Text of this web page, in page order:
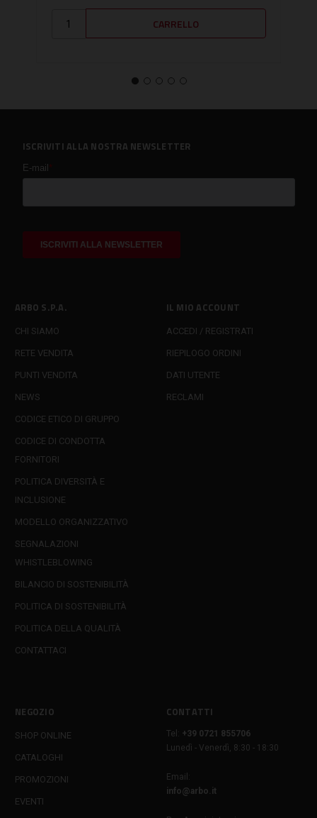
ARBO S.P.A.
CHI SIAMO
RETE VENDITA
PUNTI VENDITA
NEWS
CODICE ETICO DI GRUPPO
CODICE DI CONDOTTA
FORNITORI
POLITICA DIVERSITÀ E
INCLUSIONE
MODELLO ORGANIZZATIVO
SEGNALAZIONI
WHISTLEBLOWING
BILANCIO DI SOSTENIBILITÀ
POLITICA DI SOSTENIBILITÀ
POLITICA DELLA QUALITÀ
CONTATTACI
IL MIO ACCOUNT
ACCEDI / REGISTRATI
RIEPILOGO ORDINI
DATI UTENTE
RECLAMI
NEGOZIO
SHOP ONLINE
CATALOGHI
PROMOZIONI
EVENTI
CONTATTI
Tel:
+39 0721 855706
Lunedì - Venerdì, 8:30 - 18:30
Email:
info@arbo.it
ISCRIVITI ALLA NOSTRA NEWSLETTER